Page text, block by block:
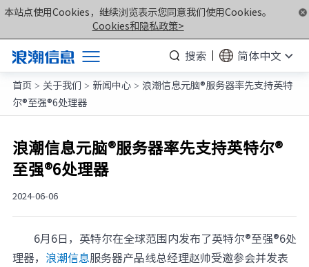
本站点使用Cookies，继续浏览表示您同意我们使用Cookies。
Cookies和隐私政策>
搜索
简体中文
产品
解决方案
服务支持
如何购买
合作伙伴
联合创新平台
关于我们
首页 > 关于我们 > 新闻中心 > 浪潮信息元脑®服务器率先支持英特
尔®至强®6处理器
浪潮信息元脑®服务器率先支持英特尔®
至强®6处理器
2024-06-06
6月6日，英特尔在全球范围内发布了英特尔®至强®6处
理器， 浪潮信息服务器产品线总经理赵帅受邀参会并发表